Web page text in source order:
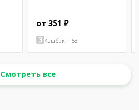
от 351 ₽
Кэшбэк + 53
Смотреть все